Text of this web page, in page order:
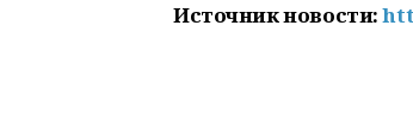
Источник новости: